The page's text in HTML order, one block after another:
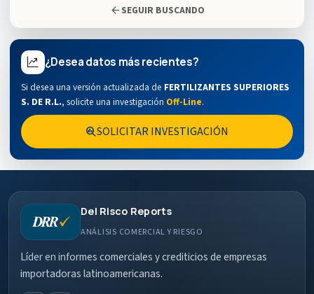
arrow_back SEGUIR BUSCANDO
¿Desea datos más recientes?
Si desea una versión actualizada de FERTILIZANTES SUPERIORES
S. DE R.L., solicite una investigación Off-Line.
search_insightsSOLICITAR INVESTIGACIÓN
Del Risco Reports
ANÁLISIS COMERCIAL Y RIESGO
Líder en informes comerciales y crediticios de empresas
importadoras latinoamericanas.